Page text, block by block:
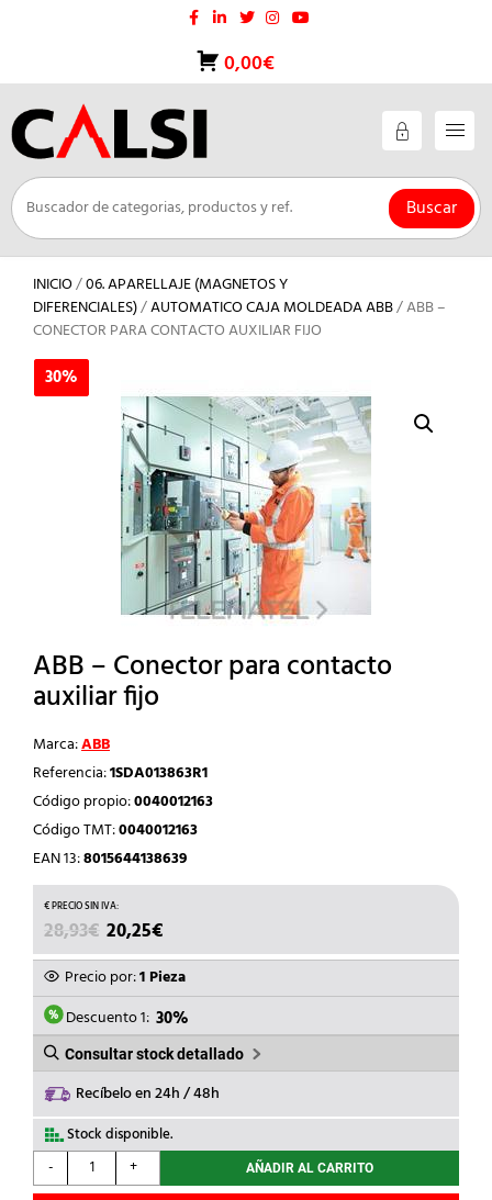
0,00€
Buscar
INICIO/06. APARELLAJE (MAGNETOS Y
DIFERENCIALES)/AUTOMATICO CAJA MOLDEADA ABB/ ABB –
CONECTOR PARA CONTACTO AUXILIAR FIJO
30%
ABB – Conector para contacto
auxiliar fijo
Marca:ABB
Referencia:1SDA013863R1
Código propio:0040012163
Código TMT:0040012163
EAN 13:8015644138639
28,93€ EL
PRECIO
ORIGINAL
ERA:
28,93€.
20,25€
PRECIO
ACTUAL
ES:
20,25€.
Precio por:1 Pieza
Descuento 1: 30%
Consultar stock detallado
Recíbelo en 24h / 48h
Stock disponible.
-
ABB
-
+ AÑADIR AL CARRITO
30%